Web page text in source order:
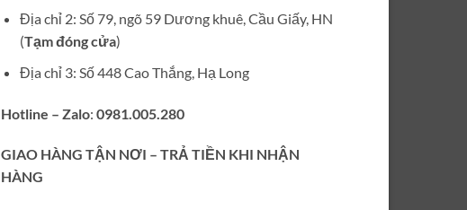
Địa chỉ 2: Số 79, ngõ 59 Dương khuê, Cầu Giấy, HN
(Tạm đóng cửa)
Địa chỉ 3: Số 448 Cao Thắng, Hạ Long
Hotline – Zalo:0981.005.280
GIAO HÀNG TẬN NƠI – TRẢ TIỀN KHI NHẬN
HÀNG